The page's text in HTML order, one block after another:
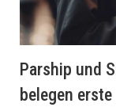
Parship und
belegen